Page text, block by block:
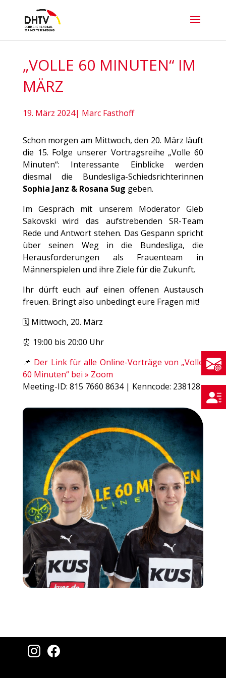
„VOLLE 60 MINUTEN“ IM
MÄRZ
19. März 2024| Marc Fasthoff
Schon morgen am Mittwoch, den 20. März läuft
die 15. Folge unserer Vortragsreihe „Volle 60
Minuten“: Interessante Einblicke werden
diesmal die Bundesliga-Schiedsrichterinnen
Sophia Janz & Rosana Sug geben.
Im Gespräch mit unserem Moderator Gleb
Sakovski wird das aufstrebenden SR-Team
Rede und Antwort stehen. Das Gespann spricht
über seinen Weg in die Bundesliga, die
Herausforderungen als Frauenteam in
Männerspielen und ihre Ziele für die Zukunft.
Ihr dürft euch auf einen offenen Austausch
freuen. Bringt also unbedingt eure Fragen mit!
🗓️ Mittwoch, 20. März
⏰ 19:00 bis 20:00 Uhr
📌 Der Link für alle Online-Vorträge von „Volle
60 Minuten“ bei » Zoom
Meeting-ID: 815 7660 8634 | Kenncode: 238128